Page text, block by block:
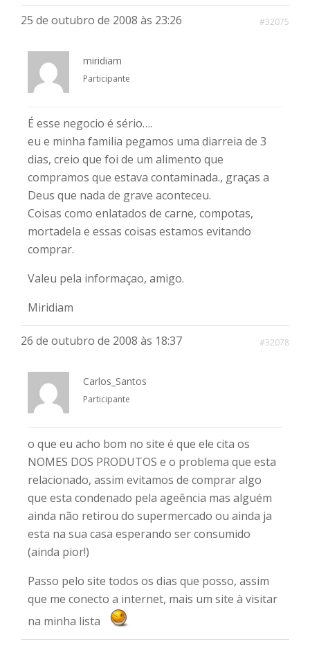
25 de outubro de 2008 às 23:26 #32075
miridiam
Participante
É esse negocio é sério….
eu e minha familia pegamos uma diarreia de 3
dias, creio que foi de um alimento que
compramos que estava contaminada., graças a
Deus que nada de grave aconteceu.
Coisas como enlatados de carne, compotas,
mortadela e essas coisas estamos evitando
comprar.
Valeu pela informaçao, amigo.
Miridiam
26 de outubro de 2008 às 18:37 #32078
Carlos_Santos
Participante
o que eu acho bom no site é que ele cita os
NOMES DOS PRODUTOS e o problema que esta
relacionado, assim evitamos de comprar algo
que esta condenado pela ageência mas alguém
ainda não retirou do supermercado ou ainda ja
esta na sua casa esperando ser consumido
(ainda pior!)
Passo pelo site todos os dias que posso, assim
que me conecto a internet, mais um site à visitar
na minha lista